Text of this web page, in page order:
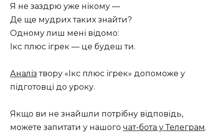
Я не заздрю уже нікому —
Де ще мудрих таких знайти?
Одному лиш мені відомо:
Ікс плюс ігрек — це будеш ти.
Аналіз твору «Ікс плюс ігрек» допоможе у
підготовці до уроку.
Якщо ви не знайшли потрібну відповідь,
можете запитати у нашого чат-бота у Телеграм.